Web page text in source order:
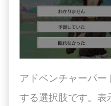
アドベンチャーパー
する選択肢です。表